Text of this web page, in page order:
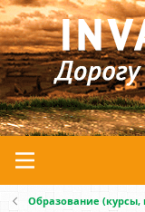
Образование